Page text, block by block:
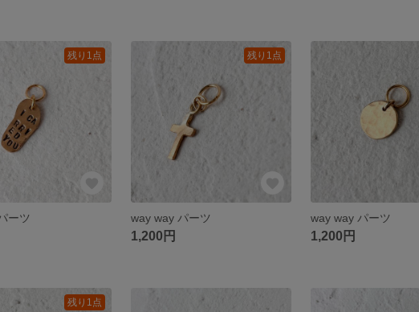
残り1点
ーツ
残り1点
way way パーツ
1,200円
way way パーツ
1,200円
残り1点